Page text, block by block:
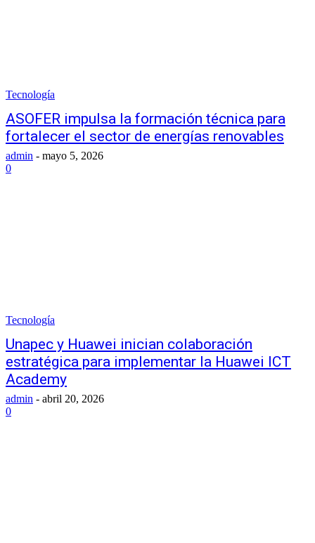
Tecnología
ASOFER impulsa la formación técnica para
fortalecer el sector de energías renovables
admin - mayo 5, 2026
0
Tecnología
Unapec y Huawei inician colaboración
estratégica para implementar la Huawei ICT
Academy
admin - abril 20, 2026
0